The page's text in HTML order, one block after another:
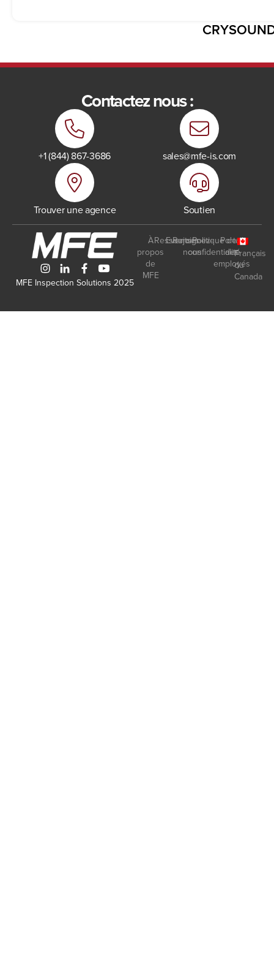
Contactez nous :
+1 (844) 867-3686 sales@mfe-is.com
Trouver une agence Soutien
MFE Inspection Solutions 2025
À
propos
de
MFE
Ressources
Events
Rejoignez-
nous
Politique de
confidentialité
Portail
des
employés
Français
du
Canada